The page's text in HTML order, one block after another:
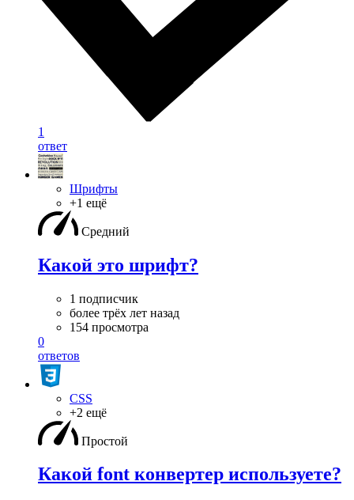
1
ответ
Шрифты
+1 ещё
Средний
Какой это шрифт?
1 подписчик
более трёх лет назад
154 просмотра
0
ответов
CSS
+2 ещё
Простой
Какой font конвертер используете?